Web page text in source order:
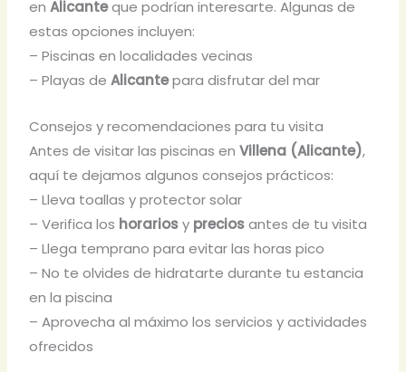
enAlicanteque podrían interesarte. Algunas de
estas opciones incluyen:
– Piscinas en localidades vecinas
– Playas deAlicantepara disfrutar del mar
Consejos y recomendaciones para tu visita
Antes de visitar las piscinas enVillena (Alicante),
aquí te dejamos algunos consejos prácticos:
– Lleva toallas y protector solar
– Verifica los horariosy preciosantes de tu visita
– Llega temprano para evitar las horas pico
– No te olvides de hidratarte durante tu estancia
en la piscina
– Aprovecha al máximo los servicios y actividades
ofrecidos